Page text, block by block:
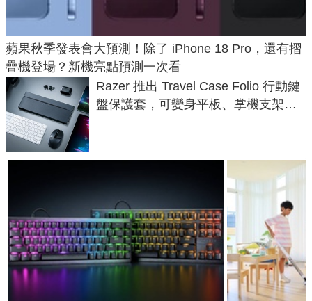
蘋果秋季發表會大預測！除了 iPhone 18 Pro，還有摺
疊機登場？新機亮點預測一次看
Razer 推出 Travel Case Folio 行動鍵
盤保護套，可變身平板、掌機支架，